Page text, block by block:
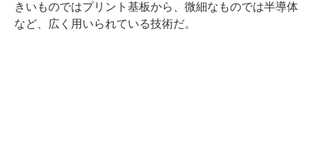
きいものではプリント基板から、微細なものでは半導体
など、広く用いられている技術だ。